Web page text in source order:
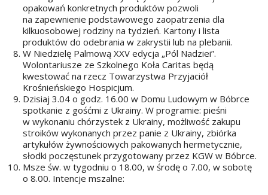
opakowań konkretnych produktów pozwoli
na zapewnienie podstawowego zaopatrzenia dla
kilkuosobowej rodziny na tydzień. Kartony i lista
produktów do odebrania w zakrystii lub na plebanii.
W Niedzielę Palmową XXV edycja „Pól Nadziei”.
Wolontariusze ze Szkolnego Koła Caritas będą
kwestować na rzecz Towarzystwa Przyjaciół
Krośnieńskiego Hospicjum.
Dzisiaj 3.04 o godz. 16.00 w Domu Ludowym w Bóbrce
spotkanie z gośćmi z Ukrainy. W programie: pieśni
w wykonaniu chórzystek z Ukrainy, możliwość zakupu
stroików wykonanych przez panie z Ukrainy, zbiórka
artykułów żywnościowych pakowanych hermetycznie,
słodki poczęstunek przygotowany przez KGW w Bóbrce.
Msze św. w tygodniu o 18.00, w środę o 7.00, w sobotę
o 8.00. Intencje mszalne: